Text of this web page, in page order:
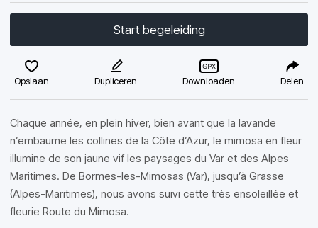
Start begeleiding
Opslaan Dupliceren Downloaden Delen
Chaque année, en plein hiver, bien avant que la lavande
n’embaume les collines de la Côte d’Azur, le mimosa en fleur
illumine de son jaune vif les paysages du Var et des Alpes
Maritimes. De Bormes-les-Mimosas (Var), jusqu’à Grasse
(Alpes-Maritimes), nous avons suivi cette très ensoleillée et
fleurie Route du Mimosa.